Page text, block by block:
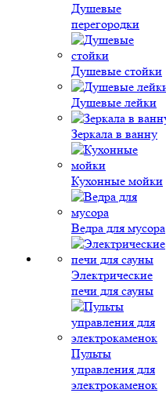
Душевые
перегородки
Душевые стойки
Душевые лейки
Зеркала в ванну
Кухонные мойки
Ведра для мусора
Электрические
печи для сауны
Пульты
управления для
электрокаменок